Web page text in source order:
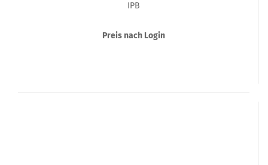
IPB
Preis nach Login